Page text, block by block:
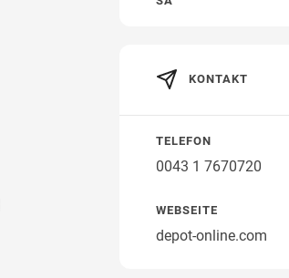
KONTAKT
TELEFON
0043 1 7670720
WEBSEITE
depot-online.com